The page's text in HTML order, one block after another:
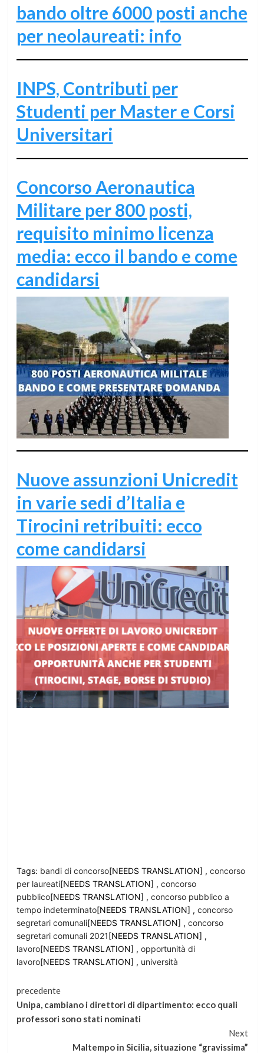
bando oltre 6000 posti anche
per neolaureati: info
INPS, Contributi per
Studenti per Master e Corsi
Universitari
Concorso Aeronautica
Militare per 800 posti,
requisito minimo licenza
media: ecco il bando e come
candidarsi
Nuove assunzioni Unicredit
in varie sedi d’Italia e
Tirocini retribuiti: ecco
come candidarsi
Tags: bandi di concorso[NEEDS TRANSLATION] , concorso
per laureati[NEEDS TRANSLATION] , concorso
pubblico[NEEDS TRANSLATION] , concorso pubblico a
tempo indeterminato[NEEDS TRANSLATION] , concorso
segretari comunali[NEEDS TRANSLATION] , concorso
segretari comunali 2021[NEEDS TRANSLATION] ,
lavoro[NEEDS TRANSLATION] , opportunità di
lavoro[NEEDS TRANSLATION] , università
Continua
a
leggere
precedente
Unipa, cambiano i direttori di dipartimento: ecco quali
professori sono stati nominati
Next
Maltempo in Sicilia, situazione “gravissima”